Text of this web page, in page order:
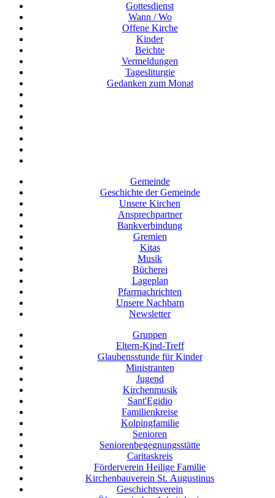
Gottesdienst
Wann / Wo
Offene Kirche
Kinder
Beichte
Vermeldungen
Tagesliturgie
Gedanken zum Monat
Gemeinde
Geschichte der Gemeinde
Unsere Kirchen
Ansprechpartner
Bankverbindung
Gremien
Kitas
Musik
Bücherei
Lageplan
Pfarrnachrichten
Unsere Nachbarn
Newsletter
Gruppen
Eltern-Kind-Treff
Glaubensstunde für Kinder
Ministranten
Jugend
Kirchenmusik
Sant'Egidio
Familienkreise
Kolpingfamilie
Senioren
Senioren­begegnungs­stätte
Caritaskreis
Förderverein Heilige Familie
Kirchenbauverein St. Augustinus
Geschichtsverein